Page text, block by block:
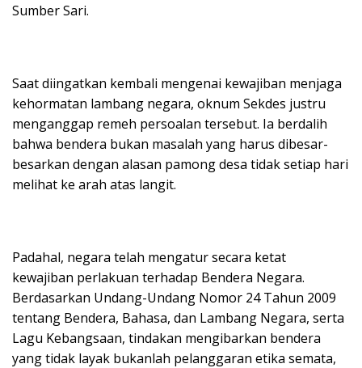
Sumber Sari.
Saat diingatkan kembali mengenai kewajiban menjaga
kehormatan lambang negara, oknum Sekdes justru
menganggap remeh persoalan tersebut. Ia berdalih
bahwa bendera bukan masalah yang harus dibesar-
besarkan dengan alasan pamong desa tidak setiap hari
melihat ke arah atas langit.
Padahal, negara telah mengatur secara ketat
kewajiban perlakuan terhadap Bendera Negara.
Berdasarkan Undang-Undang Nomor 24 Tahun 2009
tentang Bendera, Bahasa, dan Lambang Negara, serta
Lagu Kebangsaan, tindakan mengibarkan bendera
yang tidak layak bukanlah pelanggaran etika semata,